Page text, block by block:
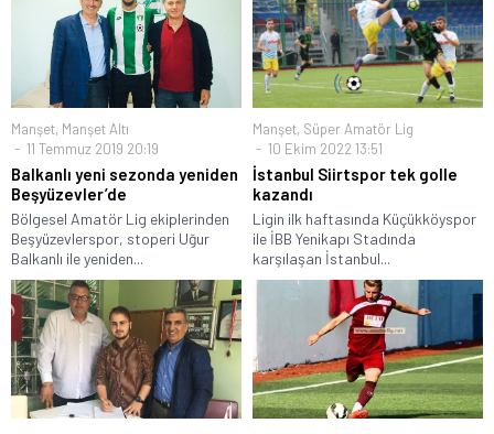
Manşet, Manşet Altı
11 Temmuz 2019 20:19
Balkanlı yeni sezonda yeniden
Beşyüzevler’de
Bölgesel Amatör Lig ekiplerinden
Beşyüzevlerspor, stoperi Uğur
Balkanlı ile yeniden...
Manşet, Süper Amatör Lig
10 Ekim 2022 13:51
İstanbul Siirtspor tek golle
kazandı
Ligin ilk haftasında Küçükköyspor
ile İBB Yenikapı Stadında
karşılaşan İstanbul...